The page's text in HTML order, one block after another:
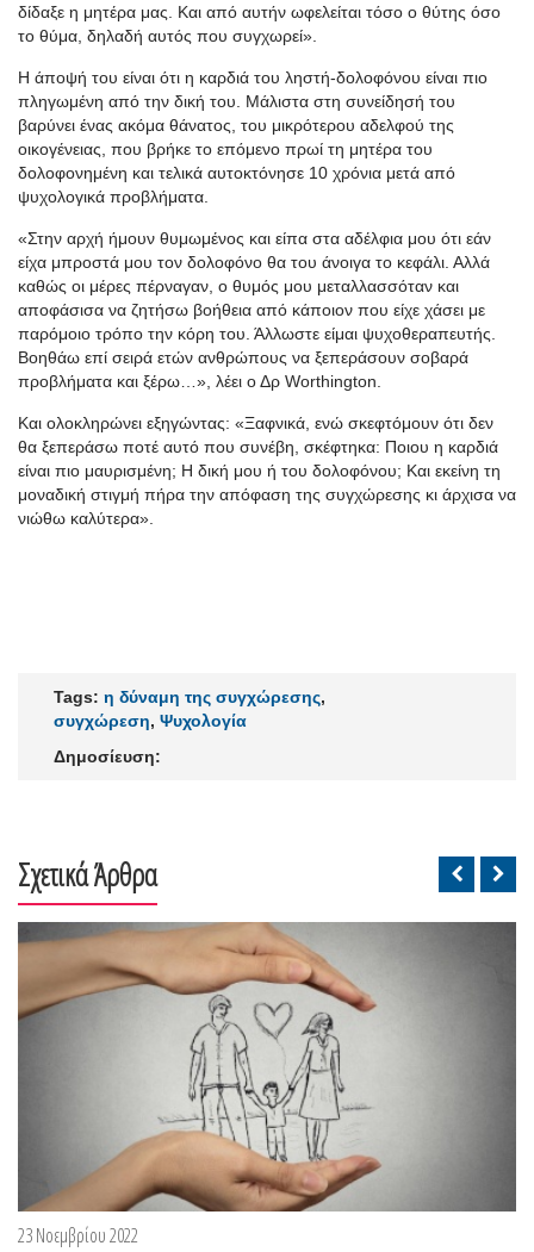
δίδαξε η μητέρα μας. Και από αυτήν ωφελείται τόσο ο θύτης όσο
το θύμα, δηλαδή αυτός που συγχωρεί».
Η άποψή του είναι ότι η καρδιά του ληστή-δολοφόνου είναι πιο
πληγωμένη από την δική του. Μάλιστα στη συνείδησή του
βαρύνει ένας ακόμα θάνατος, του μικρότερου αδελφού της
οικογένειας, που βρήκε το επόμενο πρωί τη μητέρα του
δολοφονημένη και τελικά αυτοκτόνησε 10 χρόνια μετά από
ψυχολογικά προβλήματα.
«Στην αρχή ήμουν θυμωμένος και είπα στα αδέλφια μου ότι εάν
είχα μπροστά μου τον δολοφόνο θα του άνοιγα το κεφάλι. Αλλά
καθώς οι μέρες πέρναγαν, ο θυμός μου μεταλλασσόταν και
αποφάσισα να ζητήσω βοήθεια από κάποιον που είχε χάσει με
παρόμοιο τρόπο την κόρη του. Άλλωστε είμαι ψυχοθεραπευτής.
Βοηθάω επί σειρά ετών ανθρώπους να ξεπεράσουν σοβαρά
προβλήματα και ξέρω…», λέει ο Δρ Worthington.
Και ολοκληρώνει εξηγώντας: «Ξαφνικά, ενώ σκεφτόμουν ότι δεν
θα ξεπεράσω ποτέ αυτό που συνέβη, σκέφτηκα: Ποιου η καρδιά
είναι πιο μαυρισμένη; Η δική μου ή του δολοφόνου; Και εκείνη τη
μοναδική στιγμή πήρα την απόφαση της συγχώρεσης κι άρχισα να
νιώθω καλύτερα».
Tags: η δύναμη της συγχώρεσης,
συγχώρεση, Ψυχολογία
Δημοσίευση:
Σχετικά Άρθρα
23 Νοεμβρίου 2022